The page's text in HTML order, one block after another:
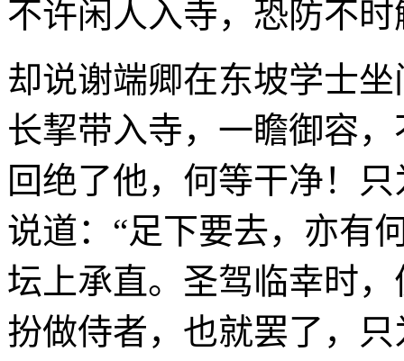
不许闲人入寺，恐防不
却说谢端卿在东坡学士
长挈带入寺，一瞻御容
回绝了他，何等干净！
说道：“足下要去，亦有
坛上承直。圣驾临幸时
扮做侍者，也就罢了，